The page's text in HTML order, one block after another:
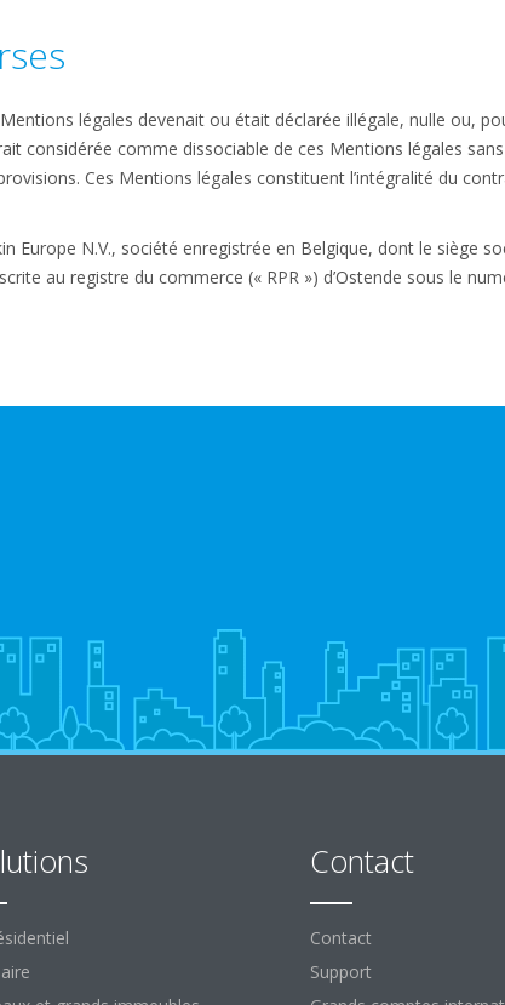
légales devenait ou était déclarée illégale, nulle ou,
considérée comme dissociable de ces Mentions légales
Ces Mentions légales constituent l’intégralité du
Europe N.V., société enregistrée en Belgique, dont le siège
au registre du commerce (« RPR ») d’Ostende sous le
Contact
Contact
Support